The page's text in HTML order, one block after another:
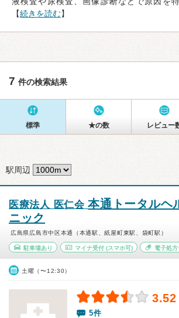
【続きを読む】
7 件の検索結果
標準 ★の数 レビュー
駅周辺
医療法人 医仁会本通トータルヘ
ニック
広島県広島市中区本通（本通駅、紙屋町東駅、袋町駅）
駐車場あり マイナ受付(スマホ可) 電子処
土曜（〜12:30）
3.52
5件